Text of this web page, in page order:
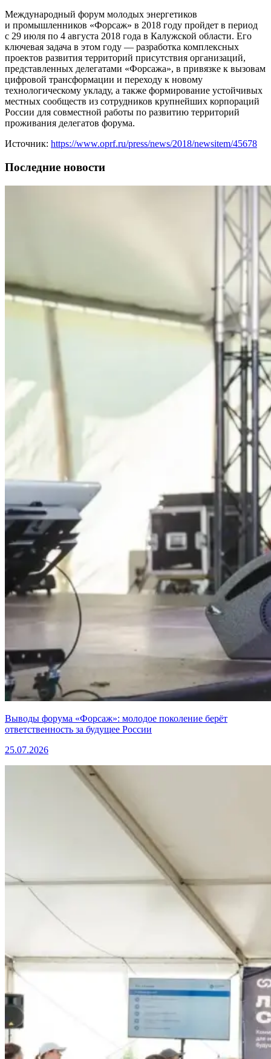
Международный форум молодых энергетиков
и промышленников «Форсаж» в 2018 году пройдет в период
с 29 июля по 4 августа 2018 года в Калужской области. Его
ключевая задача в этом году — разработка комплексных
проектов развития территорий присутствия организаций,
представленных делегатами «Форсажа», в привязке к вызовам
цифровой трансформации и переходу к новому
технологическому укладу, а также формирование устойчивых
местных сообществ из сотрудников крупнейших корпораций
России для совместной работы по развитию территорий
проживания делегатов форума.
Источник: https://www.oprf.ru/press/news/2018/newsitem/45678
Последние новости
Выводы форума «Форсаж»: молодое поколение берёт
ответственность за будущее России
25.07.2026